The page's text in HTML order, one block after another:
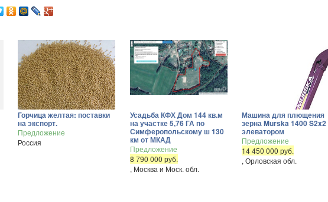
Горчица желтая: поставки
на экспорт.
Предложение
Россия
Усадьба КФХ Дом 144 кв.м
на участке 5,76 ГА по
Симферопольскому ш 130
км от МКАД
Предложение
8 790 000 руб.
, Москва и Моск. обл.
Машина для плющения
зерна Murska 1400 S2x2
элеватором
Предложение
14 450 000 руб.
, Орловская обл.